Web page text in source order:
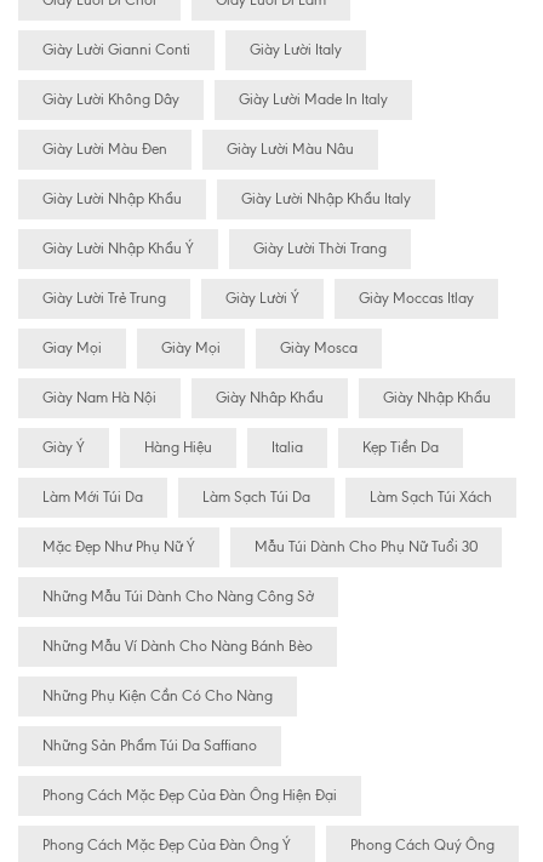
Giày Lười Gianni Conti Giày Lười Italy
Giày Lười Không Dây Giày Lười Made In Italy
Giày Lười Màu Đen Giày Lười Màu Nâu
Giày Lười Nhập Khẩu Giày Lười Nhập Khẩu Italy
Giày Lười Nhập Khẩu Ý Giày Lười Thời Trang
Giày Lười Trẻ Trung Giày Lười Ý Giày Moccas Itlay
Giay Mọi Giày Mọi Giày Mosca
Giày Nam Hà Nội Giày Nhâp Khẩu Giày Nhập Khẩu
Giày Ý Hàng Hiệu Italia Kẹp Tiền Da
Làm Mới Túi Da Làm Sạch Túi Da Làm Sạch Túi Xách
Mặc Đẹp Như Phụ Nữ Ý Mẫu Túi Dành Cho Phụ Nữ Tuổi 30
Những Mẫu Túi Dành Cho Nàng Công Sở
Những Mẫu Ví Dành Cho Nàng Bánh Bèo
Những Phụ Kiện Cần Có Cho Nàng
Những Sản Phẩm Túi Da Saffiano
Phong Cách Mặc Đẹp Của Đàn Ông Hiện Đại
Phong Cách Mặc Đẹp Của Đàn Ông Ý Phong Cách Quý Ông